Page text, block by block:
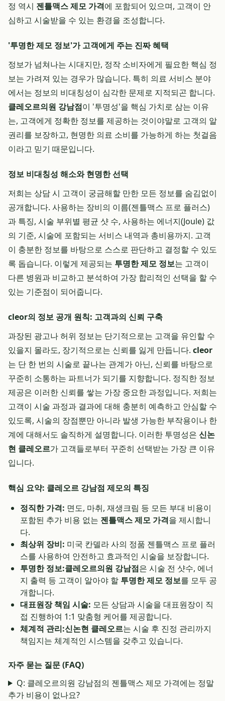
정 역시 젠틀맥스 제모 가격에 포함되어 있으며, 고객이 안
심하고 시술받을 수 있는 환경을 조성합니다.
'투명한 제모 정보'가 고객에게 주는 진짜 혜택
정보가 넘쳐나는 시대지만, 정작 소비자에게 필요한 핵심 정
보는 가려져 있는 경우가 많습니다. 특히 의료 서비스 분야
에서는 정보의 비대칭성이 심각한 문제로 지적되곤 합니다.
클레오르의원 강남점이 '투명성'을 핵심 가치로 삼는 이유
는, 고객에게 정확한 정보를 제공하는 것이야말로 고객의 알
권리를 보장하고, 현명한 의료 소비를 가능하게 하는 첫걸음
이라고 믿기 때문입니다.
정보 비대칭성 해소와 현명한 선택
저희는 상담 시 고객이 궁금해할 만한 모든 정보를 숨김없이
공개합니다. 사용하는 장비의 이름(젠틀맥스 프로 플러스)
과 특징, 시술 부위별 평균 샷 수, 사용하는 에너지(Joule) 값
의 기준, 시술에 포함되는 서비스 내역과 총비용까지. 고객
이 충분한 정보를 바탕으로 스스로 판단하고 결정할 수 있도
록 돕습니다. 이렇게 제공되는 투명한 제모 정보는 고객이
다른 병원과 비교하고 분석하여 가장 합리적인 선택을 할 수
있는 기준점이 되어줍니다.
cleor의 정보 공개 원칙: 고객과의 신뢰 구축
과장된 광고나 허위 정보는 단기적으로는 고객을 유인할 수
있을지 몰라도, 장기적으로는 신뢰를 잃게 만듭니다. cleor
는 단 한 번의 시술로 끝나는 관계가 아닌, 신뢰를 바탕으로
꾸준히 소통하는 파트너가 되기를 지향합니다. 정직한 정보
제공은 이러한 신뢰를 쌓는 가장 중요한 과정입니다. 저희는
고객이 시술 과정과 결과에 대해 충분히 예측하고 안심할 수
있도록, 시술의 장점뿐만 아니라 발생 가능한 부작용이나 한
계에 대해서도 솔직하게 설명합니다. 이러한 투명성은 신논
현 클레오르가 고객들로부터 꾸준히 선택받는 가장 큰 이유
입니다.
핵심 요약: 클레오르 강남점 제모의 특징
정직한 가격: 면도, 마취, 재생크림 등 모든 부대 비용이
포함된 추가 비용 없는 젠틀맥스 제모 가격을 제시합니
다.
최상위 장비: 미국 칸델라 사의 정품 젠틀맥스 프로 플러
스를 사용하여 안전하고 효과적인 시술을 보장합니다.
투명한 정보:클레오르의원 강남점은 시술 전 샷수, 에너
지 출력 등 고객이 알아야 할 투명한 제모 정보를 모두 공
개합니다.
대표원장 책임 시술: 모든 상담과 시술을 대표원장이 직
접 진행하여 1:1 맞춤형 케어를 제공합니다.
체계적 관리:신논현 클레오르는 시술 후 진정 관리까지
책임지는 체계적인 시스템을 갖추고 있습니다.
자주 묻는 질문 (FAQ)
Q: 클레오르의원 강남점의 젠틀맥스 제모 가격에는 정말
추가 비용이 없나요?